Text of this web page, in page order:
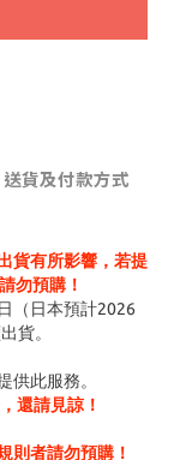
送貨及付款方式
貨有所影響，若提
勿預購！
（日本預計2026
貨。
此服務。
還請見諒！
則者請勿預購！